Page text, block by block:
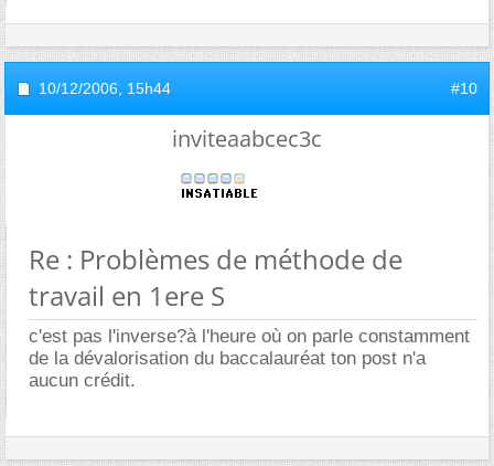
10/12/2006, 15h44 #10
inviteaabcec3c
Re : Problèmes de méthode de
travail en 1ere S
c'est pas l'inverse?à l'heure où on parle constamment
de la dévalorisation du baccalauréat ton post n'a
aucun crédit.